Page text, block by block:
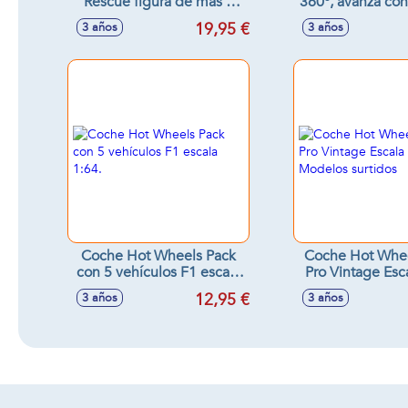
cml. - Modelos surtidos
3 años 19,95 €
con modo
sonidos
3 años
Coche Hot Wheels Pack
con 5 vehículos F1 escala
3 años 12,95 €
Coche Hot
Pro Vintage
Modelos
3 años